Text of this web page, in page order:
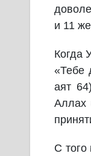
и 11
Когда
«Тебе
аят
Аллах
С